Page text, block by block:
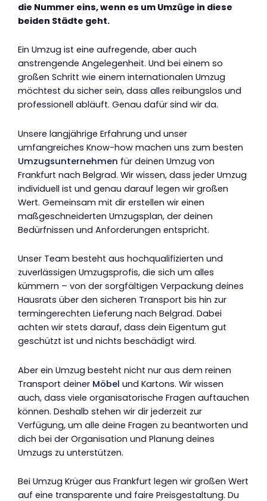
die Nummer eins, wenn es um Umzüge in diese
beiden Städte geht.
Ein Umzug ist eine aufregende, aber auch
anstrengende Angelegenheit. Und bei einem so
großen Schritt wie einem internationalen Umzug
möchtest du sicher sein, dass alles reibungslos und
professionell abläuft. Genau dafür sind wir da.
Unsere langjährige Erfahrung und unser
umfangreiches Know-how machen uns zum besten
Umzugsunternehmen für deinen Umzug von
Frankfurt nach Belgrad. Wir wissen, dass jeder Umzug
individuell ist und genau darauf legen wir großen
Wert. Gemeinsam mit dir erstellen wir einen
maßgeschneiderten Umzugsplan, der deinen
Bedürfnissen und Anforderungen entspricht.
Unser Team besteht aus hochqualifizierten und
zuverlässigen Umzugsprofis, die sich um alles
kümmern – von der sorgfältigen Verpackung deines
Hausrats über den sicheren Transport bis hin zur
termingerechten Lieferung nach Belgrad. Dabei
achten wir stets darauf, dass dein Eigentum gut
geschützt ist und nichts beschädigt wird.
Aber ein Umzug besteht nicht nur aus dem reinen
Transport deiner Möbel und Kartons. Wir wissen
auch, dass viele organisatorische Fragen auftauchen
können. Deshalb stehen wir dir jederzeit zur
Verfügung, um alle deine Fragen zu beantworten und
dich bei der Organisation und Planung deines
Umzugs zu unterstützen.
Bei Umzug Krüger aus Frankfurt legen wir großen Wert
auf eine transparente und faire Preisgestaltung. Du